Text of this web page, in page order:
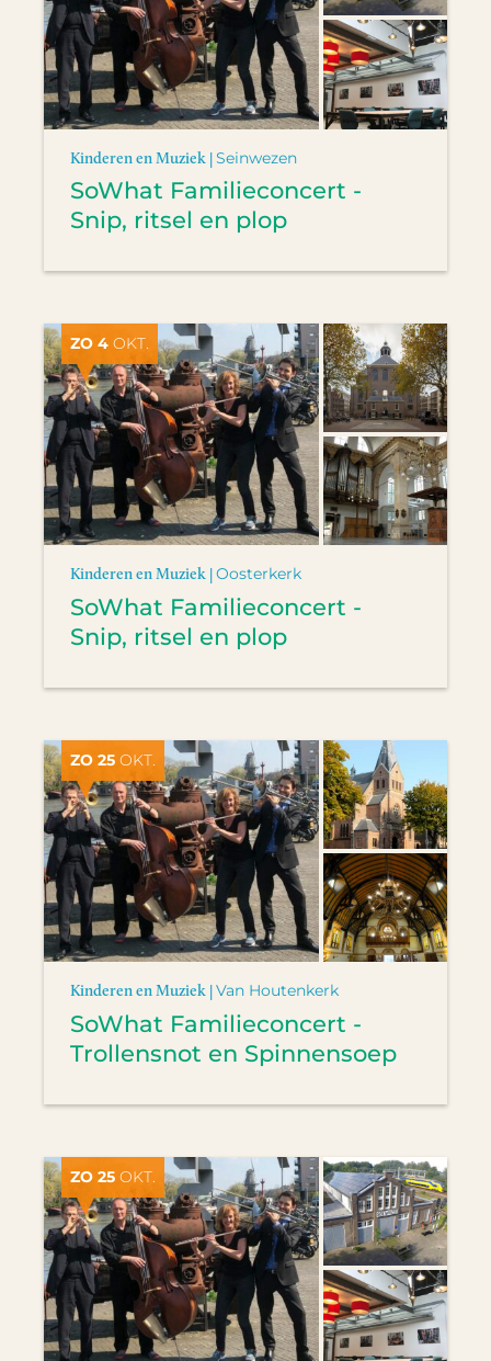
Kinderen en Muziek |Seinwezen
SoWhat Familieconcert -
Snip, ritsel en plop
ZO 4 OKT.
Kinderen en Muziek |Oosterkerk
SoWhat Familieconcert -
Snip, ritsel en plop
ZO 25 OKT.
Kinderen en Muziek |Van Houtenkerk
SoWhat Familieconcert -
Trollensnot en Spinnensoep
ZO 25 OKT.